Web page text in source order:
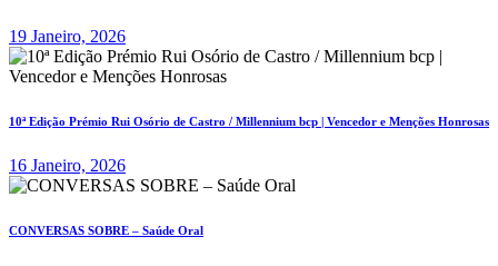
19 Janeiro, 2026
10ª Edição Prémio Rui Osório de Castro / Millennium bcp | Vencedor e Menções Honrosas
16 Janeiro, 2026
CONVERSAS SOBRE – Saúde Oral